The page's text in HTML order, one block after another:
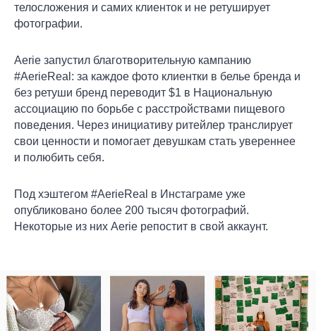
телосложения и самих клиенток и не ретуширует
фотографии.
Aerie запустил благотворительную кампанию
#AerieReal: за каждое фото клиентки в белье бренда и
без ретуши бренд переводит $1 в Национальную
ассоциацию по борьбе с расстройствами пищевого
поведения. Через инициативу ритейлер транслирует
свои ценности и помогает девушкам стать увереннее
и полюбить себя.
Под хэштегом #AerieReal в Инстаграме уже
опубликовано более 200 тысяч фотографий.
Некоторые из них Aerie репостит в свой аккаунт.